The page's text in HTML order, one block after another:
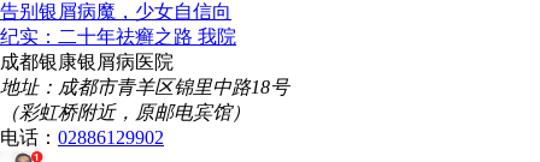
告别银屑病魔，少女自信向
纪实：二十年祛癣之路 我院
成都银康银屑病医院
地址：成都市青羊区锦里中路18号
（彩虹桥附近，原邮电宾馆）
电话： 02886129902